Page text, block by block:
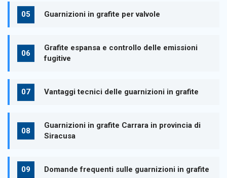
Guarnizioni in grafite per valvole
Grafite espansa e controllo delle emissioni
fugitive
Vantaggi tecnici delle guarnizioni in grafite
Guarnizioni in grafite Carrara in provincia di
Siracusa
Domande frequenti sulle guarnizioni in grafite